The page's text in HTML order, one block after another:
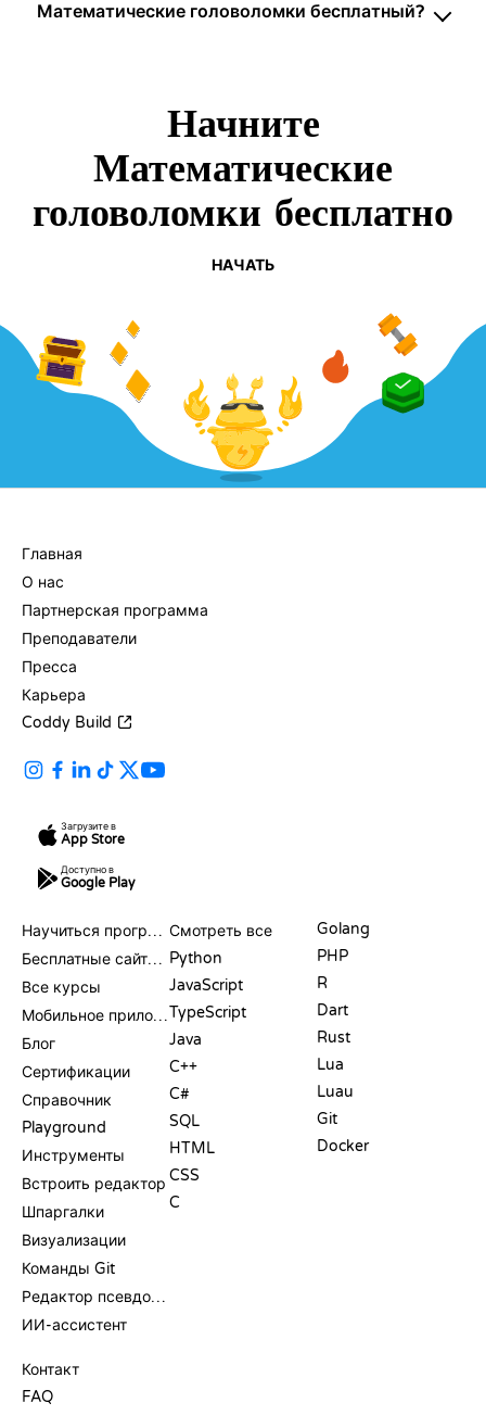
Математические головоломки бесплатный?
Начните
Математические
головоломки бесплатно
НАЧАТЬ
Главная
О нас
Партнерская программа
Преподаватели
Пресса
Карьера
Coddy Build
Загрузите в
App Store
Доступно в
Google Play
Научиться программировать
Бесплатные сайты для программирования
Все курсы
Мобильное приложение
Блог
Сертификации
Справочник
Playground
Инструменты
Встроить редактор
Шпаргалки
Визуализации
Команды Git
Редактор псевдокода
ИИ-ассистент
Контакт
FAQ
Смотреть все
Python
JavaScript
TypeScript
Java
C++
C#
SQL
HTML
CSS
C
Golang
PHP
R
Dart
Rust
Lua
Luau
Git
Docker